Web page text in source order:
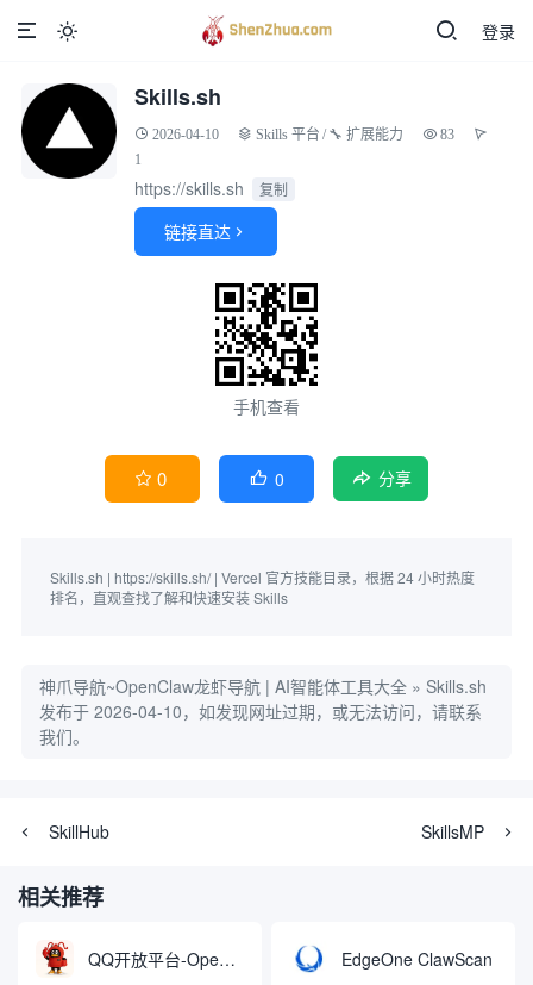
登录

Skills.sh
2026-04-10 Skills 平台 / 🔧 扩展能力
83
1
https://skills.sh 复制
链接直达 
手机查看
 0  0 分享
Skills.sh | https://skills.sh/ | Vercel 官方技能目录，根据 24 小时热度
排名，直观查找了解和快速安装 Skills
神爪导航~OpenClaw龙虾导航 | AI智能体工具大全 » Skills.sh
发布于 2026-04-10，如发现网址过期，或无法访问，请联系
我们。
SkillHub SkillsMP
相关推荐
QQ开放平台-OpenClaw EdgeOne ClawScan